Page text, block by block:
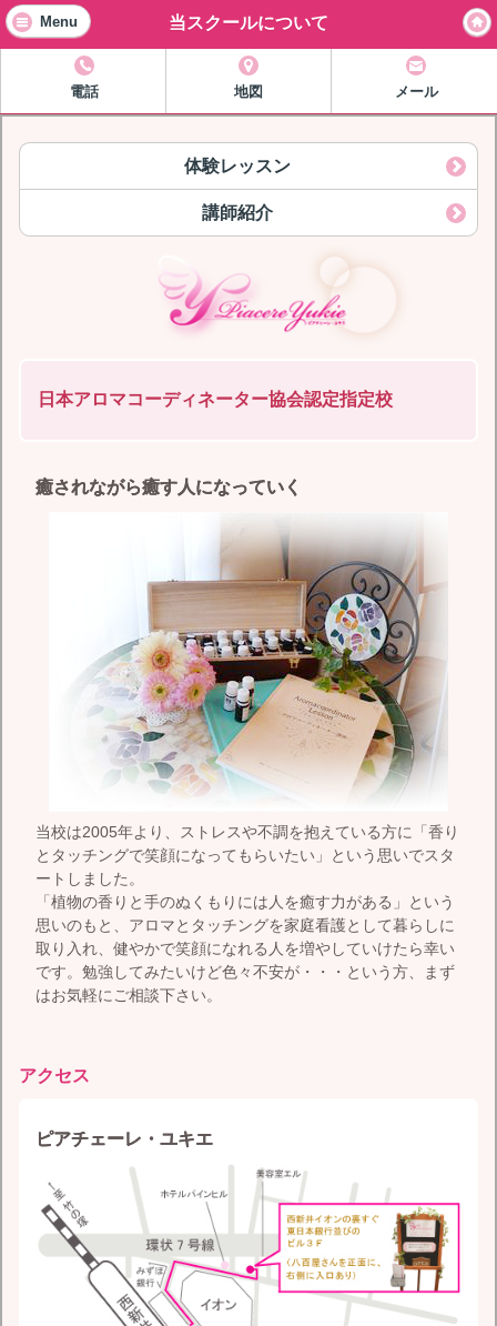
Menu 当スクールについて
電話 地図 メール
体験レッスン
講師紹介
日本アロマコーディネーター協会認定指定校
癒されながら癒す人になっていく
当校は2005年より、ストレスや不調を抱えている方に「香り
とタッチングで笑顔になってもらいたい」という思いでスタ
ートしました。
「植物の香りと手のぬくもりには人を癒す力がある」という
思いのもと、アロマとタッチングを家庭看護として暮らしに
取り入れ、健やかで笑顔になれる人を増やしていけたら幸い
です。勉強してみたいけど色々不安が・・・という方、まず
はお気軽にご相談下さい。
アクセス
ピアチェーレ・ユキエ